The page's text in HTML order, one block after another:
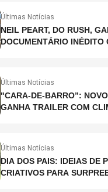
Últimas Notícias
NEIL PEART, DO RUSH,
DOCUMENTÁRIO INÉDITO
Últimas Notícias
"CARA-DE-BARRO”:
GANHA TRAILER COM
Últimas Notícias
DIA DOS PAIS: IDEIAS DE PRESENTES
CRIATIVOS PARA